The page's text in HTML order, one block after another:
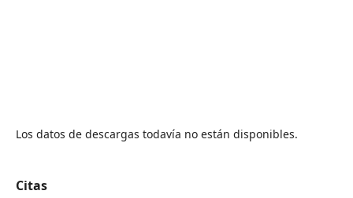
Los datos de descargas todavía no están disponibles.
Citas